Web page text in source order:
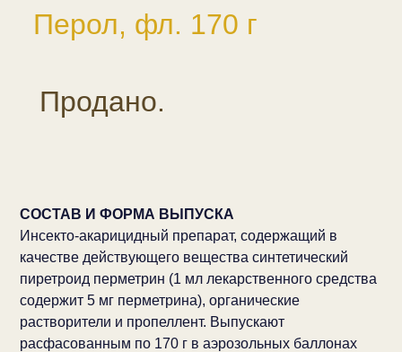
Перол, фл. 170 г
Продано.
СОСТАВ И ФОРМА ВЫПУСКА
Инсекто-акарицидный препарат, содержащий в
качестве действующего вещества синтетический
пиретроид перметрин (1 мл лекарственного средства
содержит 5 мг перметрина), органические
растворители и пропеллент. Выпускают
расфасованным по 170 г в аэрозольных баллонах